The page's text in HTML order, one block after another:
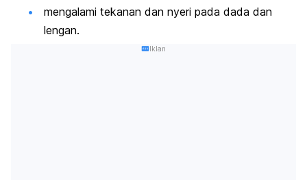
mengalami tekanan dan nyeri pada dada dan
lengan.
Iklan